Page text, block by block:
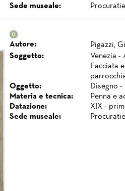
Sede museale:
Autore: Pigazzi,
Soggetto:
Venezia -
Facciata
Oggetto:
Disegno
Materia e tecnica:
Penna e
Datazione:
XIX -
Sede museale: